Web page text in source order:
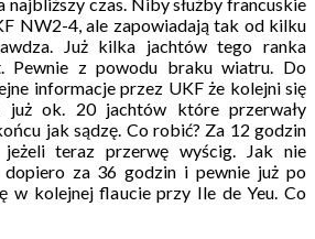
NW2-4, ale zapowiadają tak od kilku
Już kilka jachtów tego ranka
Pewnie z powodu braku wiatru. Do
informacje przez UKF że kolejni się
już ok. 20 jachtów które przerwały
jak sądzę. Co robić? Za 12 godzin
teraz przerwę wyścig. Jak nie
za 36 godzin i pewnie już po
w kolejnej flaucie przy Ile de Yeu. Co